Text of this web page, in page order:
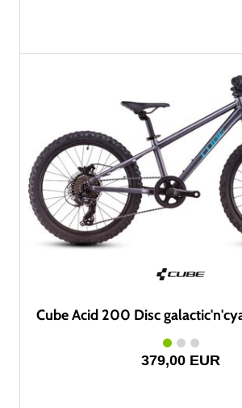
Cube Acid 200 Disc
379,00 EUR